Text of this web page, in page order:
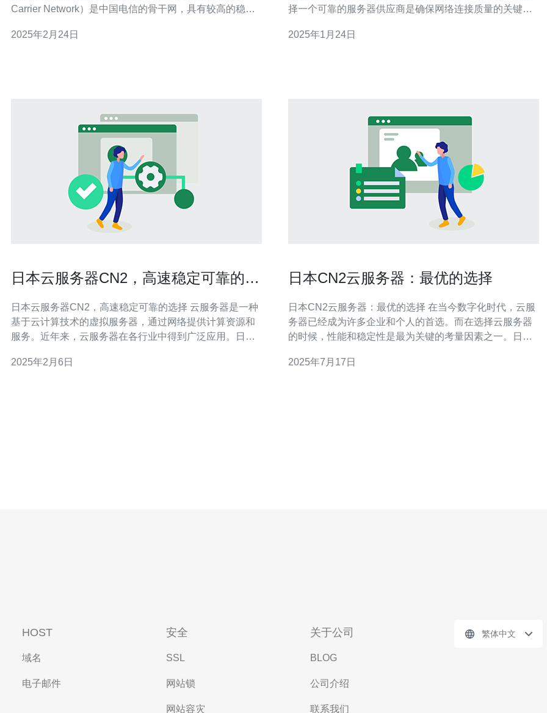
Carrier Network）是中国电信的骨干网，具有较高的稳定
速度和更稳定的网络连接。 日本作为亚洲地区的重要互联
2025年2月24日
择一个可靠的服务器供应商是确保网络连接质量的关键之
的网络连接。 CN2直连服务器是一种提供互联网连接的服
2025年1月24日
日本云服务器CN2，高速稳定可靠的选
日本云服务器CN2，高速稳定可靠的选择 云服务器是一种
基于云计算技术的虚拟服务器，通过网络提供计算资源和
服务。近年来，云服务器在各行业中得到广泛应用。日本
业的首选。 日本云服务器CN2采用了CN2 GIA网络，具有
2025年2月6日
日本CN2云服务器：最优的选择
日本CN2云服务器：最优的选择 在当今数字化时代，云服
务器已经成为许多企业和个人的首选。而在选择云服务器
的时候，性能和稳定性是最为关键的考量因素之一。日本
多用户的首选。 日本CN2云服务器采用最先进的云计算技
2025年7月17日
HOST
域名
电子邮件
安全
SSL
网站锁
网站容灾
关于公司
BLOG
公司介绍
联系我们
繁体中文